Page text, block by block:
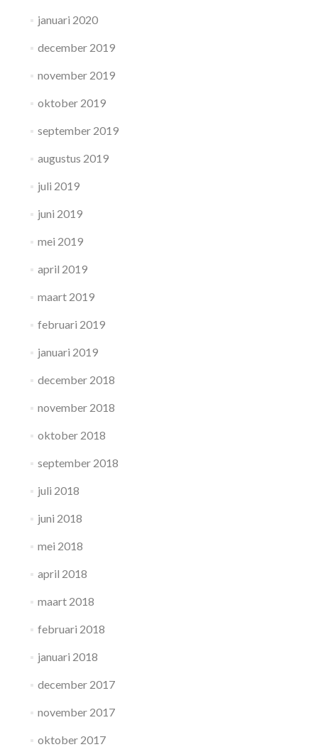
januari 2020
december 2019
november 2019
oktober 2019
september 2019
augustus 2019
juli 2019
juni 2019
mei 2019
april 2019
maart 2019
februari 2019
januari 2019
december 2018
november 2018
oktober 2018
september 2018
juli 2018
juni 2018
mei 2018
april 2018
maart 2018
februari 2018
januari 2018
december 2017
november 2017
oktober 2017